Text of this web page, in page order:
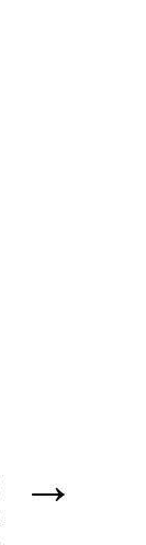
→